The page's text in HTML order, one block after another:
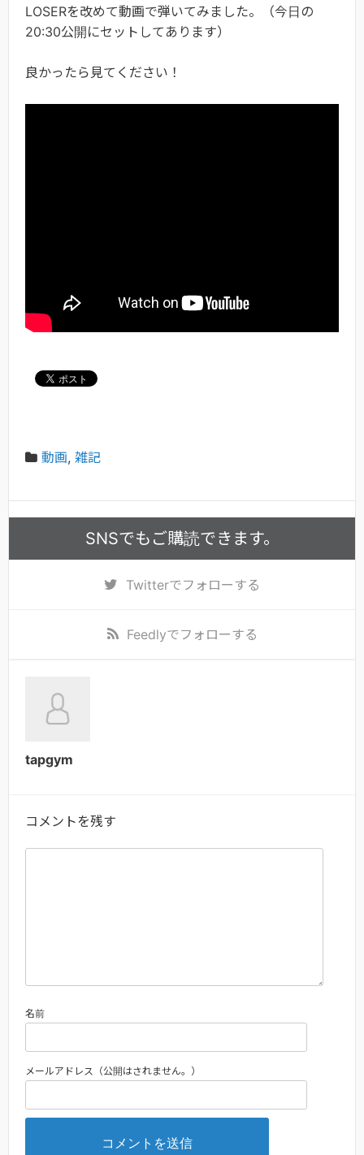
LOSERを改めて動画で弾いてみました。（今日の
20:30公開にセットしてあります）
良かったら見てください！
動画, 雑記
SNSでもご購読できます。
Twitterでフォローする
Feedlyでフォローする
tapgym
コメントを残す
名前
メールアドレス（公開はされません。）